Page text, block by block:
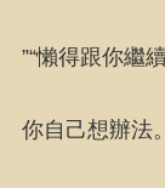
”“懶得跟你繼
你自己想辦法。